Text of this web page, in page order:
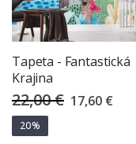
Tapeta - Fantastická
Krajina
22,00 € Special
Price
17,60 €
20%